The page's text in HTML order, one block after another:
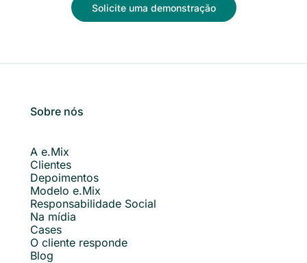
Solicite uma demonstração
Sobre nós
A e.Mix
Clientes
Depoimentos
Modelo e.Mix
Responsabilidade Social
Na mídia
Cases
O cliente responde
Blog